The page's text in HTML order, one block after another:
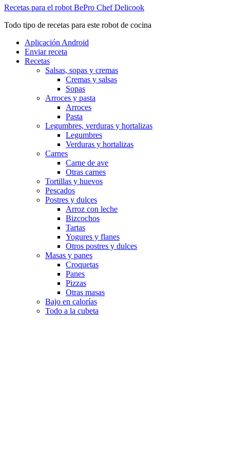
contenido
Recetas para el robot BePro Chef Delicook
Todo tipo de recetas para este robot de cocina
Aplicación Android
Enviar receta
Recetas
Salsas, sopas y cremas
Cremas y salsas
Sopas
Arroces y pasta
Arroces
Pasta
Legumbres, verduras y hortalizas
Legumbres
Verduras y hortalizas
Carnes
Carne de ave
Otras carnes
Tortillas y huevos
Pescados
Postres y dulces
Arroz con leche
Bizcochos
Tartas
Yogures y flanes
Otros postres y dulces
Masas y panes
Croquetas
Panes
Pizzas
Otras masas
Bajo en calorías
Todo a la cubeta